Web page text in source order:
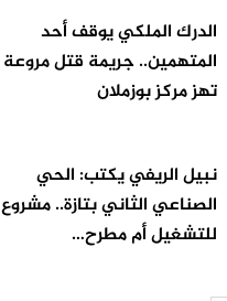
الدرك الملكي يوقف أحد
المتهمين.. جريمة قتل مروعة
تهز مركز بوزملان
نبيل الريفي يكتب: الحي
الصناعي الثاني بتازة.. مشروع
للتشغيل أم مطرح…